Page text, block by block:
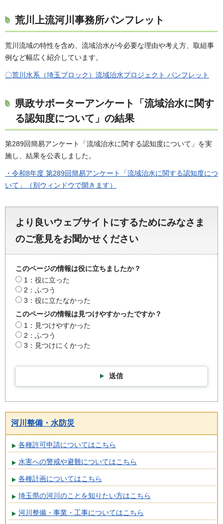
荒川上流河川事務所パンフレット
荒川流域の特性を含め、流域治水が今必要な理由や考え方、取組事
例など幅広く紹介しています。
〇荒川水系（埼玉ブロック）流域治水プロジェクト パンフレット
県政サポーターアンケート「流域治水に関す
る認知度について」の結果
第289回簡易アンケート「流域治水に関する認知度について」を実
施し、結果を公表しました。
・令和8年度 第289回簡易アンケート「流域治水に関する認知度につ
いて」（別ウィンドウで開きます）
より良いウェブサイトにするためにみなさま
のご意見をお聞かせください
このページの情報は役に立ちましたか？
1：役に立った
2：ふつう
3：役に立たなかった
このページの情報は見つけやすかったですか？
1：見つけやすかった
2：ふつう
3：見つけにくかった
送信
河川整備・水防災
各種許可申請についてはこちら
水害への警戒や避難についてはこちら
各種計画についてはこちら
埼玉県の河川のことを知りたい方はこちら
河川整備・事業・工事についてはこちら